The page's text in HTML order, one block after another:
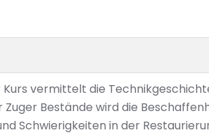
vermittelt die
Bestände wird die
Schwierigkeiten in der